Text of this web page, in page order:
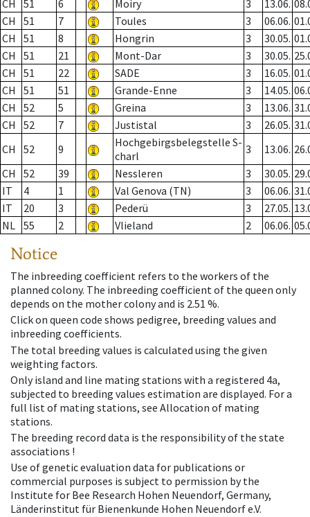
CH 51 6 Moiry 3 13.06.
CH
51 7 Toules 3 06.06.
CH
51 8 Hongrin 3 30.05.
CH
51 21 Mont-Dar 3 30.05.
CH
51 22 SADE 3 16.05.
CH
51 51 Grande-Enne 3 14.05.
CH
52 5 Greina 3 13.06.
CH
52 7 Justistal 3 26.05.
CH
52 9
Hochgebirgsbelegstelle S-
charl
3 13.06.
CH
52 39 Nessleren 3 30.05.
IT
4 1 Val Genova (TN) 3 06.06.
IT
20 3 Pederü 3 27.05.
NL 55 2 Vlieland 2 06.06.
Notice
The inbreeding coefficient refers to the workers of the
planned colony. The inbreeding coefficient of the queen only
depends on the mother colony and is 2.51 %.
Click on queen code shows pedigree, breeding values and
inbreeding coefficients.
The total breeding values is calculated using the given
weighting factors.
Only island and line mating stations with a registered 4a,
subjected to breeding values estimation are displayed. For a
full list of mating stations, see Allocation of mating
stations.
The breeding record data is the responsibility of the state
associations !
Use of genetic evaluation data for publications or
commercial purposes is subject to permission by the
Institute for Bee Research Hohen Neuendorf, Germany,
Länderinstitut für Bienenkunde Hohen Neuendorf e.V.